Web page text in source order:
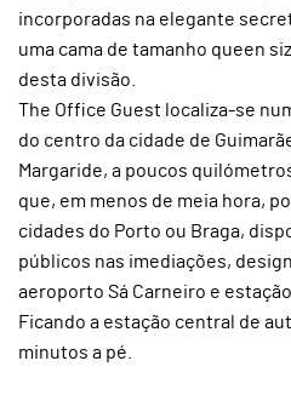
incorporadas na elegante
uma cama de tamanho queen
desta divisão.
The Office Guest localiza-se
do centro da cidade de
Margaride, a poucos
que, em menos de meia hora,
cidades do Porto ou Braga,
públicos nas imediações,
aeroporto Sá Carneiro e
Ficando a estação central de
minutos a pé.